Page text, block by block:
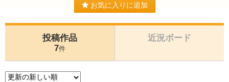
お気に入りに追加
投稿作品
7件
近況ボード